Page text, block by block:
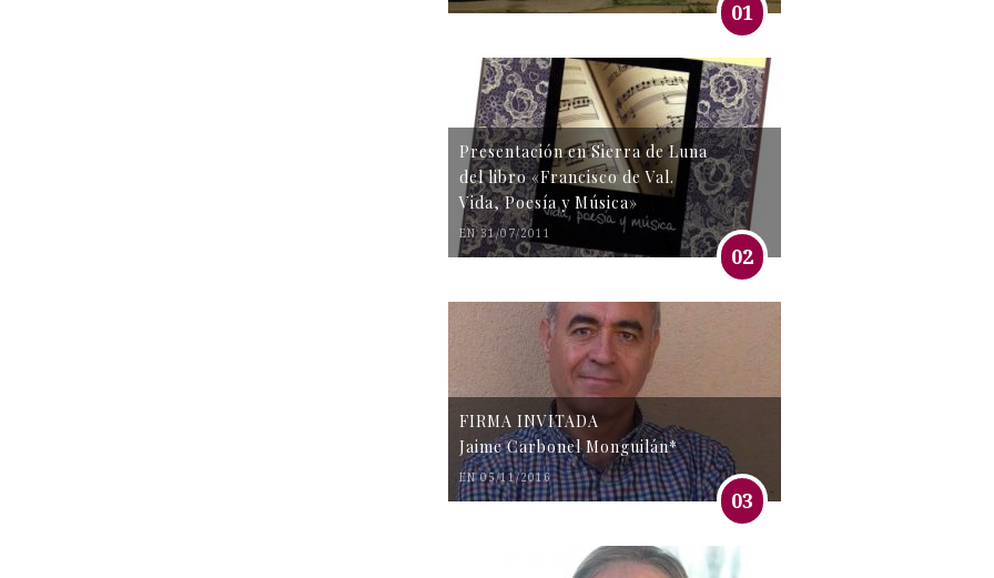
01
Presentación en Sierra de Luna
del libro «Francisco de Val.
Vida, Poesía y Música»
EN 31/07/2011
02
FIRMA INVITADA
Jaime Carbonel Monguilán*
EN 05/11/2016
03